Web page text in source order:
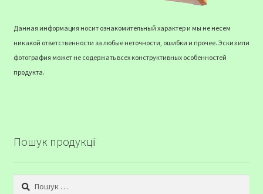
Данная информация носит ознакомительный характер и мы не несем
никакой ответственности за любые неточности, ошибки и прочее. Эскиз или
фотография может не содержать всех конструктивных особенностей
продукта.
Пошук продукції
Пошук: